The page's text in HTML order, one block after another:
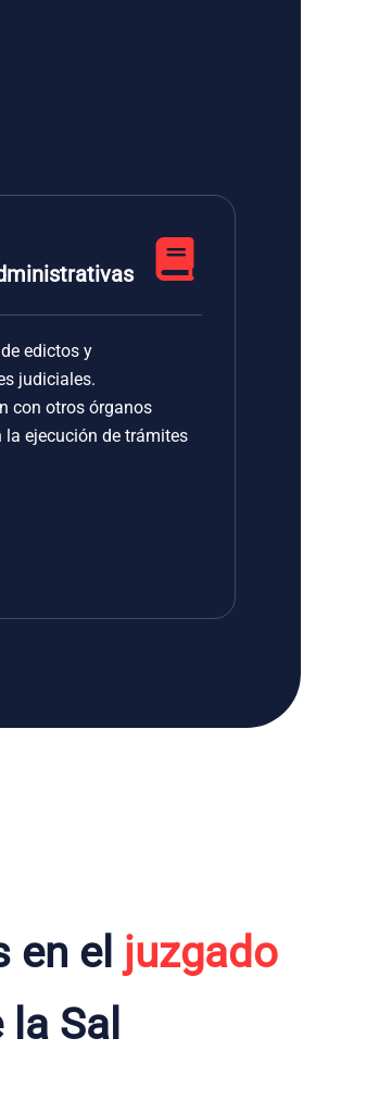
edictos y
judiciales.
con otros órganos
la ejecución de trámites
el juzgado
Sal